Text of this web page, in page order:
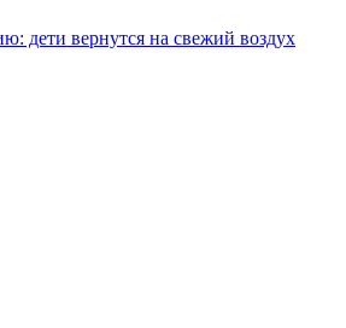
дети вернутся на свежий воздух